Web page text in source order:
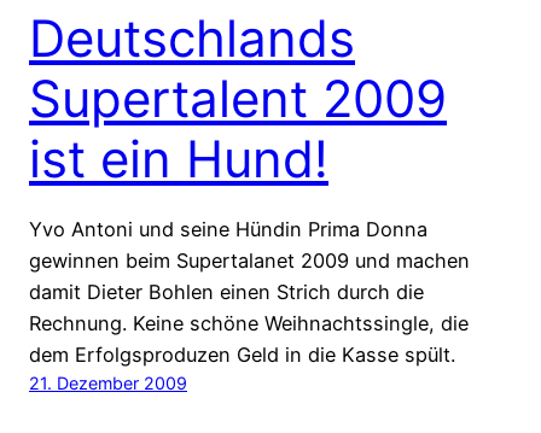
Deutschlands
Supertalent 2009
ist ein Hund!
Yvo Antoni und seine Hündin Prima Donna
gewinnen beim Supertalanet 2009 und machen
damit Dieter Bohlen einen Strich durch die
Rechnung. Keine schöne Weihnachtssingle, die
dem Erfolgsproduzen Geld in die Kasse spült.
21. Dezember 2009